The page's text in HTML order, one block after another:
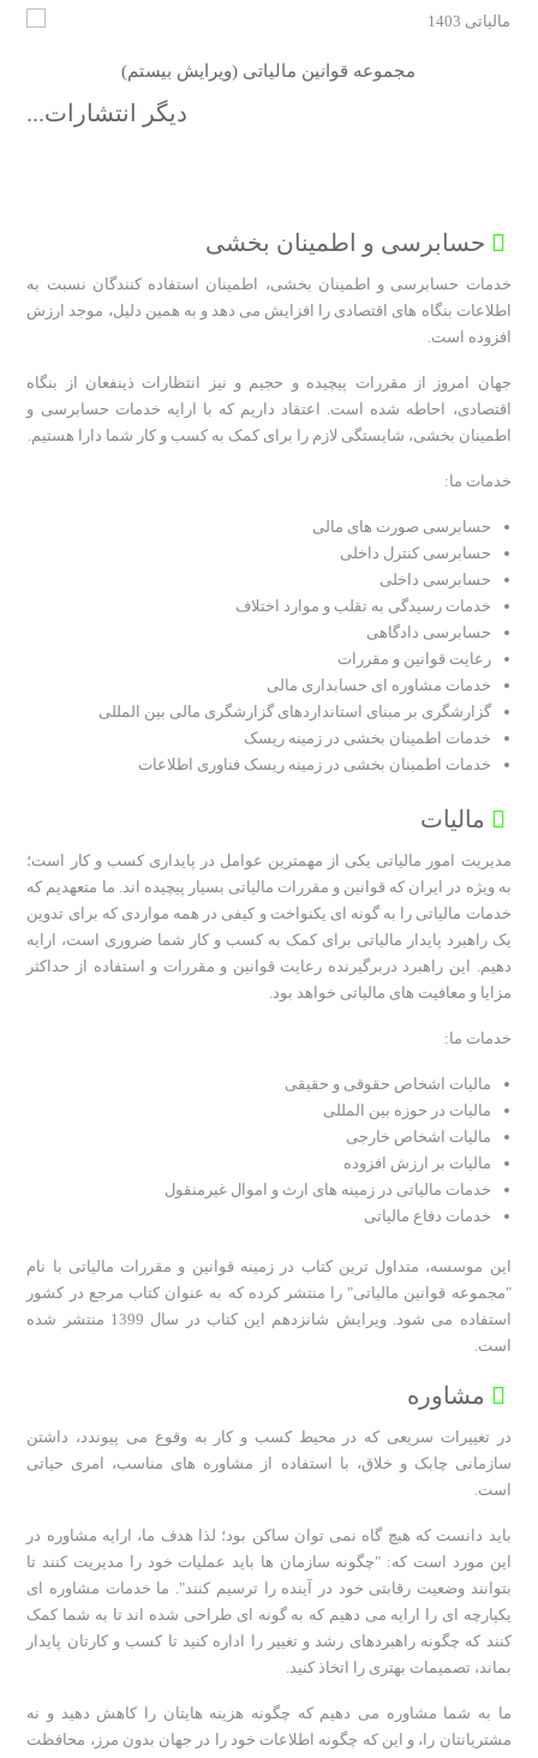
مجموعه قوانین مالیاتی (ویرایش بیستم)
دیگر انتشارات...
حسابرسی و اطمینان بخشی
خدمات حسابرسی و اطمینان بخشی، اطمینان استفاده کنندگان نسبت به
اطلاعات بنگاه های اقتصادی را افزایش می دهد و به همین دلیل، موجد ارزش
افزوده است.
جهان امروز از مقررات پیچیده و حجیم و نیز انتظارات ذینفعان از بنگاه
اقتصادی، احاطه شده است. اعتقاد داریم که با ارایه خدمات حسابرسی و
اطمینان بخشی، شایستگی لازم را برای کمک به کسب و کار شما دارا هستیم.
خدمات ما:
حسابرسی صورت های مالی
حسابرسی کنترل داخلی
حسابرسی داخلی
خدمات رسیدگی به تقلب و موارد اختلاف
حسابرسی دادگاهی
رعایت قوانین و مقررات
خدمات مشاوره ای حسابداری مالی
گزارشگری بر مبنای استانداردهای گزارشگری مالی بین المللی
خدمات اطمینان بخشی در زمینه ریسک
خدمات اطمینان بخشی در زمینه ریسک فناوری اطلاعات
مالیات
مدیریت امور مالیاتی یکی از مهمترین عوامل در پایداری کسب و کار است؛
به ویژه در ایران که قوانین و مقررات مالیاتی بسیار پیچیده اند. ما متعهدیم که
خدمات مالیاتی را به گونه ای یکنواخت و کیفی در همه مواردی که برای تدوین
یک راهبرد پایدار مالیاتی برای کمک به کسب و کار شما ضروری است، ارایه
دهیم. این راهبرد دربرگیرنده رعایت قوانین و مقررات و استفاده از حداکثر
مزایا و معافیت های مالیاتی خواهد بود.
خدمات ما:
مالیات اشخاص حقوقی و حقیقی
مالیات در حوزه بین المللی
مالیات اشخاص خارجی
مالیات بر ارزش افزوده
خدمات مالیاتی در زمینه های ارث و اموال غیرمنقول
خدمات دفاع مالیاتی
این موسسه، متداول ترین کتاب در زمینه قوانین و مقررات مالیاتی با نام
"مجموعه قوانین مالیاتی" را منتشر کرده که به عنوان کتاب مرجع در کشور
استفاده می شود. ویرایش شانزدهم این کتاب در سال 1399 منتشر شده
است.
مشاوره
در تغییرات سریعی که در محیط کسب و کار به وقوع می پیوندد، داشتن
سازمانی چابک و خلاق، با استفاده از مشاوره های مناسب، امری حیاتی
است.
باید دانست که هیچ گاه نمی توان ساکن بود؛ لذا هدف ما، ارایه مشاوره در
این مورد است که: "چگونه سازمان ها باید عملیات خود را مدیریت کنند تا
بتوانند وضعیت رقابتی خود در آینده را ترسیم کنند". ما خدمات مشاوره ای
یکپارچه ای را ارایه می دهیم که به گونه ای طراحی شده اند تا به شما کمک
کنند که چگونه راهبردهای رشد و تغییر را اداره کنید تا کسب و کارتان پایدار
بماند، تصمیمات بهتری را اتخاذ کنید.
ما به شما مشاوره می دهیم که چگونه هزینه هایتان را کاهش دهید و نه
مشتریانتان را، و این که چگونه اطلاعات خود را در جهان بدون مرز، محافظت